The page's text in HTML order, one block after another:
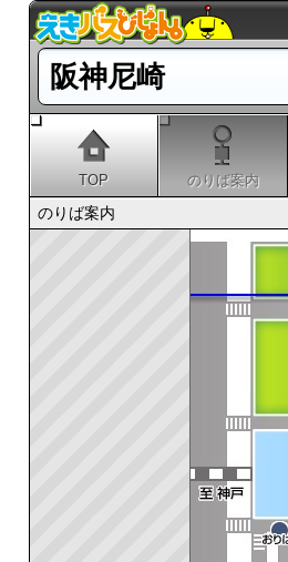
阪神尼崎
TOP のりば案内
のりば案内